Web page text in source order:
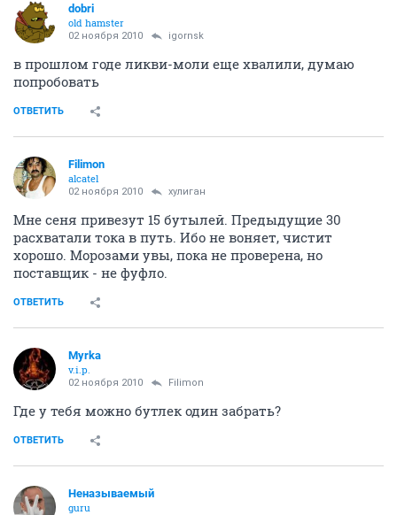
dobri
old hamster
02 ноября 2010 igornsk
в прошлом годе ликви-моли еще хвалили, думаю
попробовать
ОТВЕТИТЬ
Filimon
alcatel
02 ноября 2010 хулиган
Мне сеня привезут 15 бутылей. Предыдущие 30
расхватали тока в путь. Ибо не воняет, чистит
хорошо. Морозами увы, пока не проверена, но
поставщик - не фуфло.
ОТВЕТИТЬ
Myrka
v.i.p.
02 ноября 2010 Filimon
Где у тебя можно бутлек один забрать?
ОТВЕТИТЬ
Неназываемый
guru